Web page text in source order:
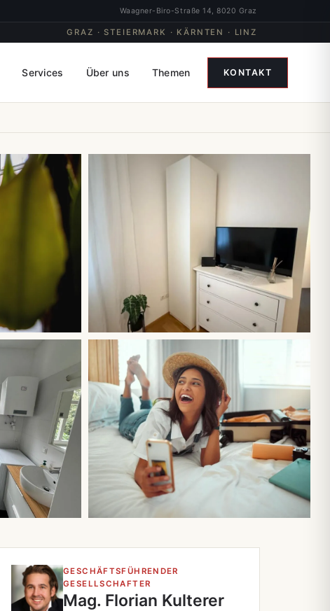
Waagner-Biro-Straße 14, 8020 Graz
GRAZ · STEIERMARK · KÄRNTEN · LINZ
Services Über uns Themen KONTAKT
GESCHÄFTSFÜHRENDER
GESELLSCHAFTER
Mag. Florian Kulterer